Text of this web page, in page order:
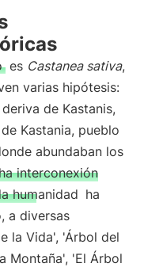
es Castanea sativa,
varias hipótesis:
de Kastanis,
Kastania, pueblo
abundaban los
interconexión
humanidad ha
a diversas
la Vida', 'Árbol del
Montaña', 'El Árbol